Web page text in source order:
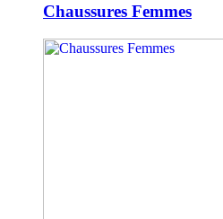
Chaussures Femmes